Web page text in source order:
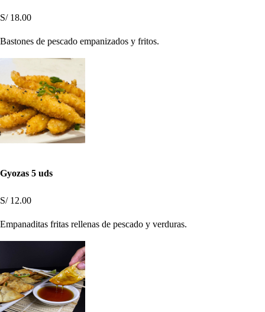
S/ 18.00
Bastones de pescado empanizados y fritos.
Gyozas 5 uds
S/ 12.00
Empanaditas fritas rellenas de pescado y verduras.